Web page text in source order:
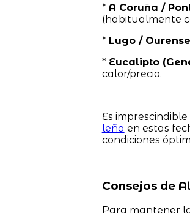
* A Coruña /
(habitualmente
* Lugo /
* Eucalipto
calor/precio.
Es
leña en estas
condiciones
Consejos de
Para mantener